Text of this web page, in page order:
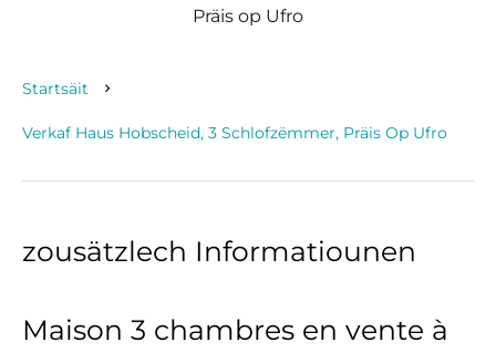
Präis op Ufro
Startsäit
Verkaf Haus Hobscheid, 3 Schlofzëmmer, Präis Op Ufro
zousätzlech Informatiounen
Maison 3 chambres en vente à